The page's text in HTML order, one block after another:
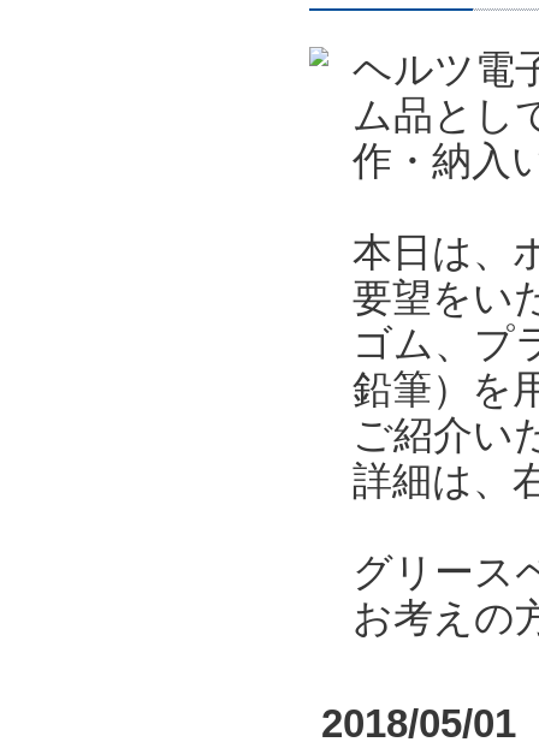
ヘルツ電
ム品とし
作・納入
本日は、
要望をい
ゴム、プ
鉛筆）を
ご紹介い
詳細は、
グリース
お考えの
2018/05/01